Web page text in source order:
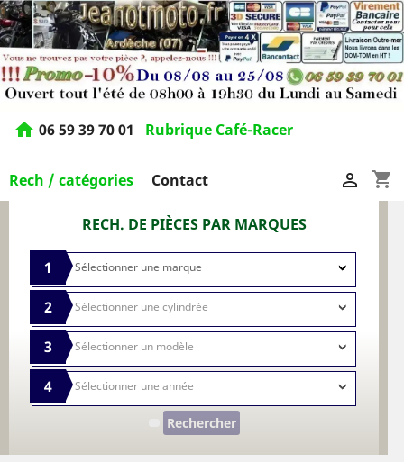
home 06 59 39 70 01 Rubrique Café-Racer
Rech / catégories Contact shopping_cart

RECH. DE PIÈCES PAR MARQUES
1
2
3
4
Rechercher